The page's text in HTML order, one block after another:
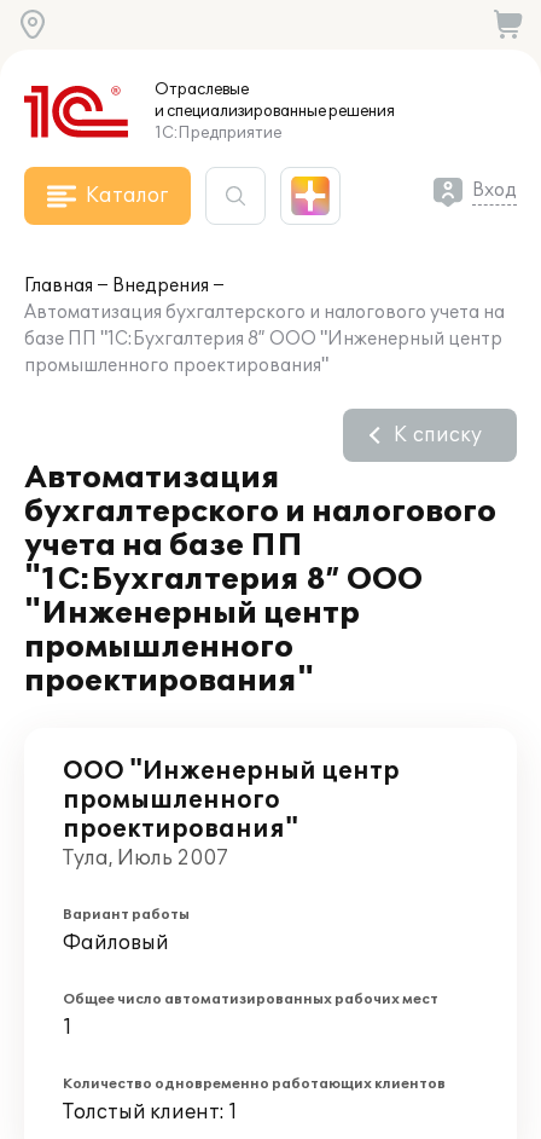
Отраслевые
и специализированныерешения
1С:Предприятие
Каталог Вход
Главная
Внедрения
Автоматизация бухгалтерского и налогового учета на
базе ПП "1С:Бухгалтерия 8” ООО "Инженерный центр
промышленного проектирования"
Автоматизация
бухгалтерского и налогового
учета на базе ПП
"1С:Бухгалтерия 8” ООО
"Инженерный центр
промышленного
проектирования"
К списку
ООО "Инженерный центр
промышленного
проектирования"
Тула, Июль 2007
Вариант работы
Файловый
Общее число автоматизированных рабочих мест
1
Количество одновременно работающих клиентов
Толстый клиент: 1